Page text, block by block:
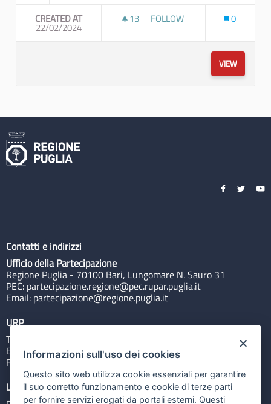
CREATED AT
22/02/2024
13 13 FOLLOWERS
FOLLOW 0
VIEW
Contatti e indirizzi
Ufficio della Partecipazione
Regione Puglia - 70100 Bari, Lungomare N. Sauro 31
PEC: partecipazione.regione@pec.rupar.puglia.it
Email: partecipazione@regione.puglia.it
URP
Tel: 800713939
Email:quiregione@regione.puglia.it
Rubrica
Link utili
×
Informazioni sull'uso dei cookies
Questo sito web utilizza cookie essenziali per garantire
il suo corretto funzionamento e cookie di terze parti
per fornire servizi erogati da portali esterni. Questi